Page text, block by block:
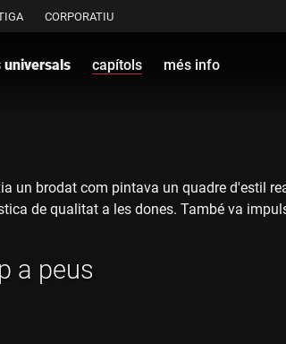
CORPORATIU
universals capítols més info
a peus
un brodat com pintava un quadre d'estil
de qualitat a les dones. També va